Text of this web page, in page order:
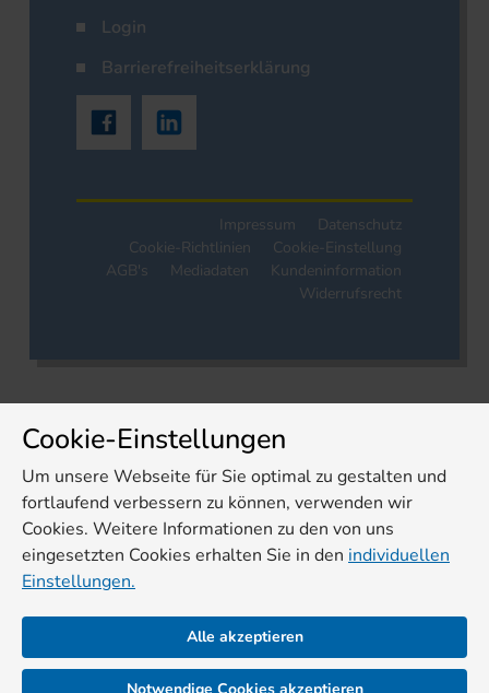
Login
Barrierefreiheitserklärung
Impressum
Datenschutz
Cookie-Richtlinien
Cookie-Einstellung
AGB's
Mediadaten
Kundeninformation
Widerrufsrecht
Cookie-Einstellungen
Um unsere Webseite für Sie optimal zu gestalten und
fortlaufend verbessern zu können, verwenden wir
Cookies. Weitere Informationen zu den von uns
eingesetzten Cookies erhalten Sie in den individuellen
Einstellungen.
Alle akzeptieren